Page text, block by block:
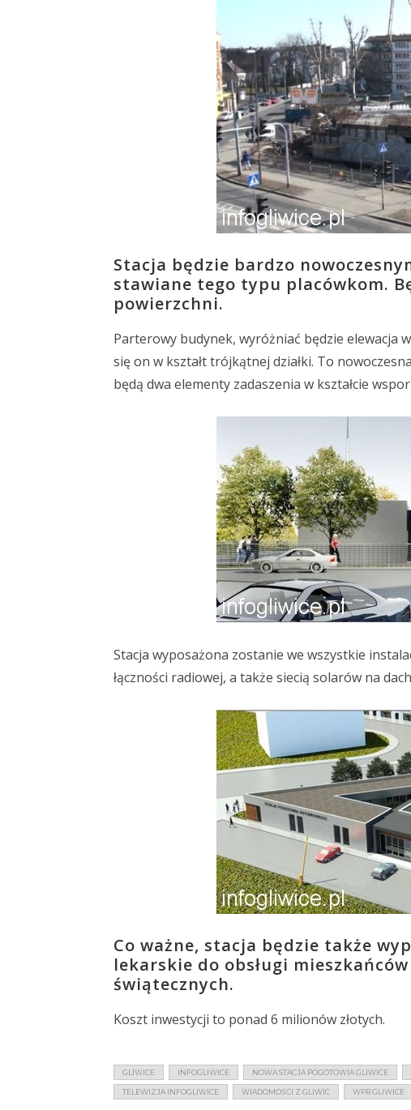
Stacja będzie bardzo
stawiane tego typu placówkom.
powierzchni.
Parterowy budynek, wyróżniać będzie elewacja
się on w kształt trójkątnej działki. To
będą dwa elementy zadaszenia w kształcie
Stacja wyposażona zostanie we wszystkie
łączności radiowej, a także siecią solarów na
Co ważne, stacja będzie także
lekarskie do obsługi
świątecznych.
Koszt inwestycji to ponad 6 milionów złotych.
GLIWICE INFOGLIWICE NOWA STACJA POGOTOWIA GLIWICE
TELEWIZJA INFOGLIWICE WIADOMOŚCI Z GLIWIC WPR GLIWICE